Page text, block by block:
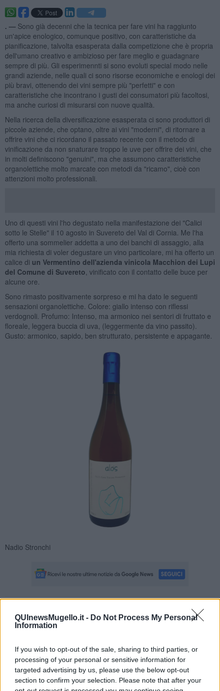
QUInewsMugello.it - Do Not Process My Personal
Information
If you wish to opt-out of the sale, sharing to third parties, or
processing of your personal or sensitive information for
targeted advertising by us, please use the below opt-out
section to confirm your selection. Please note that after your
. — Sono già decenni che la tecnica per fare vini ha raggiunto
un'apice enologico, comunque positivo, con caratteristiche da
pianificazione, talvolta esasperata dalla competizione che è propria
dell'umano creativo e ambizioso per fare meglio e guadagnare
sempre di più. Gli esperimennti si sono evoluti special modo nelle
grandi aziende, nelle quali ci sono risorse economiche e enologi dei
più bravi, ottenendo dei vini sempre più "perfetti" e con
caratteristiche che incontrano i gusti dei consumatori più facoltosi,
ma anche curiosi di misurarsi con nuove qualità.
Nella ricerca della diversificazione esasperata ci sono produttori di
piccole aziende, che optano, oltre ai vini "moderni", di ritornare a
offrire vini che ci ricordano il passato recente con il metodo di
vinificazione da non snaturare troppo le uve per offrire dei vini, che
in molti definiscono "genuini", ma che assumono caratteristiche
organolettiche molto marcate con metodi da "ricamo", cioè con
attenzioni molto professionali.
Uno di questi vini l'ho degustato nella manifestazione dei "Calici
sotto le Stelle" il 10 agosto in Suvereto del Val di Cornia. Me l'ha
offerto una sommelier addetta a uno dei banchi di assaggio, alla
mia richiesta di voler degustare un vino particolare, mi ha offerto un
calice di un Vermentino dell'azienda vinicola Macchion dei Lupi
del Comune di Suvereto , vinificato con il contatto delle buce per
alcune ore.
Sono rimasto positivamente sorpreso e mi ha dato le seguenti
sensazioni organolettiche. Colore: giallo intenso con riflessi
verdognoli. Profumo: Intenso, ma armonico nei sentori di fruttato e
floreale, leggera buccia di uva, (leggermente da vino passito).
Gusto: armonico, sapido, ben strutturato, persistente e appagante.
Nadio Stronchi
Se vuoi leggere le notizie principali della Toscana iscriviti alla
Newsletter QUInews - ToscanaMedia.Arriva gratis tutti i giorni
alle 20:00 direttamente nella tua casella di posta.
Basta cliccare QUI
Fotogallery